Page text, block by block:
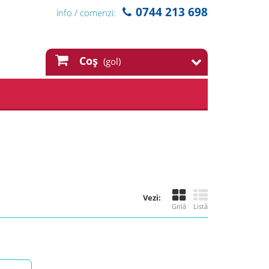
info / comenzi: 0744 213 698
Coş (gol)
Vezi:
Grilă Listă